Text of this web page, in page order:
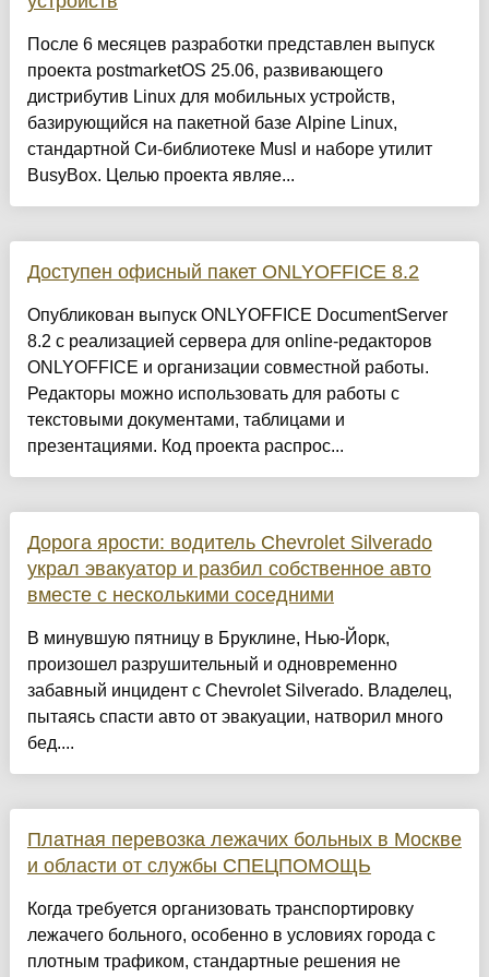
После 6 месяцев разработки представлен выпуск
проекта postmarketOS 25.06, развивающего
дистрибутив Linux для мобильных устройств,
базирующийся на пакетной базе Alpine Linux,
стандартной Си-библиотеке Musl и наборе утилит
BusyBox. Целью проекта являе...
Доступен офисный пакет ONLYOFFICE 8.2
Опубликован выпуск ONLYOFFICE DocumentServer
8.2 с реализацией сервера для online-редакторов
ONLYOFFICE и организации совместной работы.
Редакторы можно использовать для работы с
текстовыми документами, таблицами и
презентациями. Код проекта распрос...
Дорога ярости: водитель Chevrolet Silverado
украл эвакуатор и разбил собственное авто
вместе с несколькими соседними
В минувшую пятницу в Бруклине, Нью-Йорк,
произошел разрушительный и одновременно
забавный инцидент с Chevrolet Silverado. Владелец,
пытаясь спасти авто от эвакуации, натворил много
бед....
Платная перевозка лежачих больных в Москве
и области от службы СПЕЦПОМОЩЬ
Когда требуется организовать транспортировку
лежачего больного, особенно в условиях города с
плотным трафиком, стандартные решения не